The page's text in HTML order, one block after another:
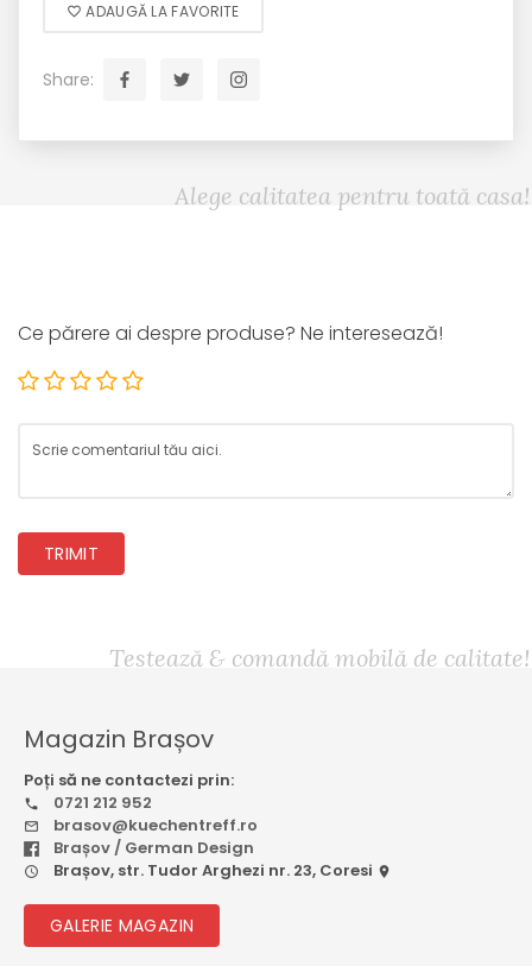
ADAUGĂ LA FAVORITE
Share:
Alege calitatea pentru toată casa!
Ce părere ai despre produse? Ne interesează!
TRIMIT
Testează & comandă mobilă de calitate!
Magazin Brașov
Poți să ne contactezi prin:
0721 212 952
brasov@kuechentreff.ro
Brașov / German Design
Brașov, str. Tudor Arghezi nr. 23, Coresi
GALERIE MAGAZIN